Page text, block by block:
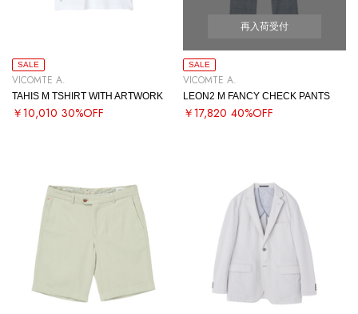
SALE
VICOMTE A.
TAHIS M TSHIRT WITH ARTWORK
￥10,010 30%OFF
再入荷受付
SALE
VICOMTE A.
LEON2 M FANCY CHECK PANTS
￥17,820 40%OFF